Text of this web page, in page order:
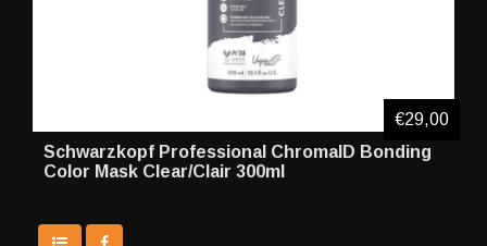
Schwarzkopf Professional ChromaID Bonding
Color Mask Clear/Clair 300ml
€29,00